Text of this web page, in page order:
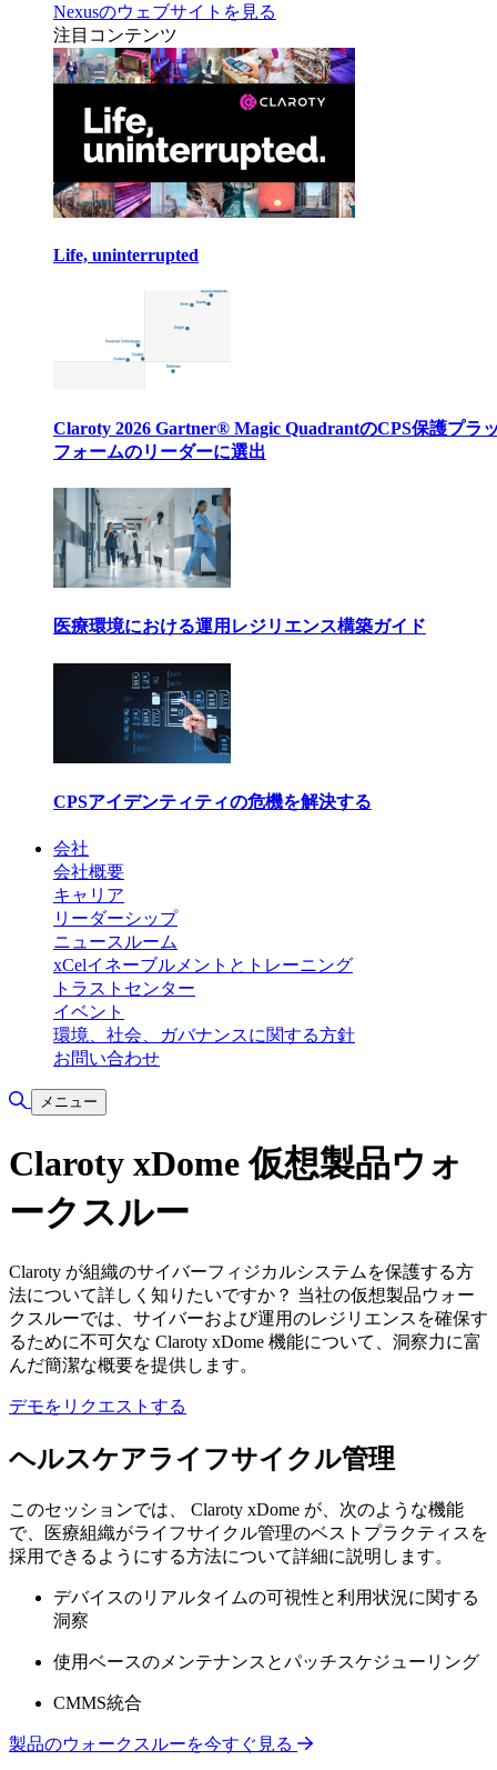
Nexusのウェブサイトを見る
注目コンテンツ
Life, uninterrupted
Claroty 2026 Gartner® Magic QuadrantのCPS保護プラ
フォームのリーダーに選出
医療環境における運用レジリエンス構築ガイド
CPSアイデンティティの危機を解決する
会社
会社概要
キャリア
リーダーシップ
ニュースルーム
xCelイネーブルメントとトレーニング
トラストセンター
イベント
環境、社会、ガバナンスに関する方針
お問い合わせ
検索の切り替え
メニュー
Claroty xDome 仮想製品ウォ
ークスルー
Claroty が組織のサイバーフィジカルシステムを保護する方
法について詳しく知りたいですか？ 当社の仮想製品ウォー
クスルーでは、サイバーおよび運用のレジリエンスを確保す
るために不可欠な Claroty xDome 機能について、洞察力に富
んだ簡潔な概要を提供します。
デモをリクエストする
ヘルスケアライフサイクル管理
このセッションでは、 Claroty xDome が、次のような機能
で、医療組織がライフサイクル管理のベストプラクティスを
採用できるようにする方法について詳細に説明します。
デバイスのリアルタイムの可視性と利用状況に関する
洞察
使用ベースのメンテナンスとパッチスケジューリング
CMMS統合
製品のウォークスルーを今すぐ見る